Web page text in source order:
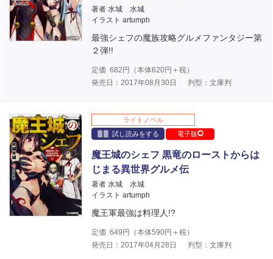
著者 水城 水城
イラスト artumph
最強シェフの魔族攻略グルメファンタジー第
２弾!!
定価 682 円（本体620円＋税）
発売日：2017年08月30日
判型：文庫判
ライトノベル
試し読みをする
電子版
魔王城のシェフ 黒竜のローストからは
じまる異世界グルメ伝
著者 水城 水城
イラスト artumph
魔王軍最強は料理人!?
定価 649 円（本体590円＋税）
発売日：2017年04月28日
判型：文庫判